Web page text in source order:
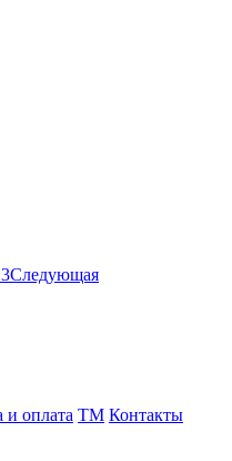
Следующая
и оплата TM Контакты